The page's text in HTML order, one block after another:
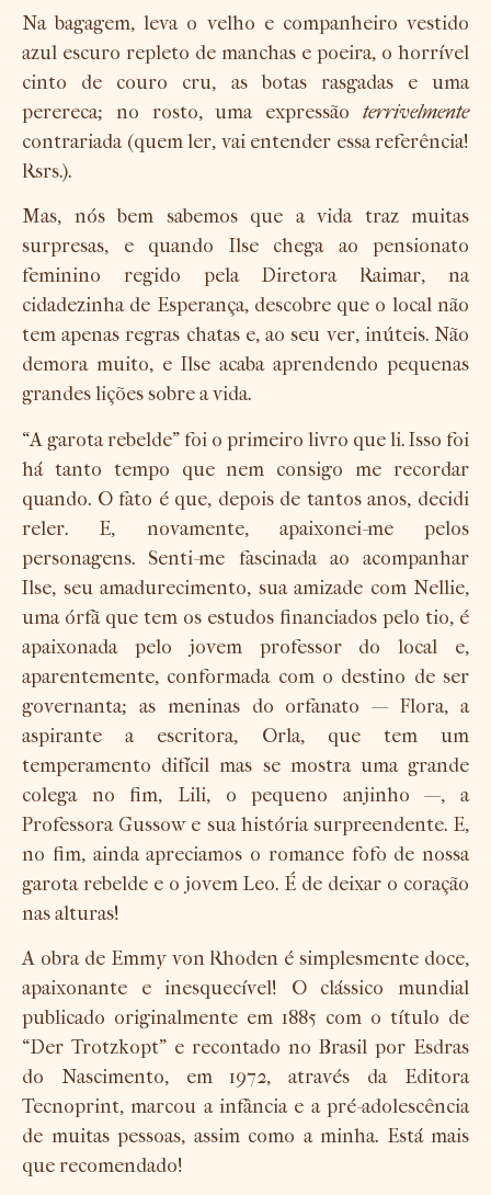
Na bagagem, leva o velho e companheiro vestido
azul escuro repleto de manchas e poeira, o horrível
cinto de couro cru, as botas rasgadas e uma
perereca; no rosto, uma expressão terrivelmente
contrariada (quem ler, vai entender essa referência!
Rsrs.).
Mas, nós bem sabemos que a vida traz muitas
surpresas, e quando Ilse chega ao pensionato
feminino regido pela Diretora Raimar, na
cidadezinha de Esperança, descobre que o local não
tem apenas regras chatas e, ao seu ver, inúteis. Não
demora muito, e Ilse acaba aprendendo pequenas
grandes lições sobre a vida.
“A garota rebelde” foi o primeiro livro que li. Isso foi
há tanto tempo que nem consigo me recordar
quando. O fato é que, depois de tantos anos, decidi
reler. E, novamente, apaixonei-me pelos
personagens. Senti-me fascinada ao acompanhar
Ilse, seu amadurecimento, sua amizade com Nellie,
uma órfã que tem os estudos financiados pelo tio, é
apaixonada pelo jovem professor do local e,
aparentemente, conformada com o destino de ser
governanta; as meninas do orfanato — Flora, a
aspirante a escritora, Orla, que tem um
temperamento difícil mas se mostra uma grande
colega no fim, Lili, o pequeno anjinho —, a
Professora Gussow e sua história surpreendente. E,
no fim, ainda apreciamos o romance fofo de nossa
garota rebelde e o jovem Leo. É de deixar o coração
nas alturas!
A obra de Emmy von Rhoden é simplesmente doce,
apaixonante e inesquecível! O clássico mundial
publicado originalmente em 1885 com o título de
“Der Trotzkopt” e recontado no Brasil por Esdras
do Nascimento, em 1972, através da Editora
Tecnoprint, marcou a infância e a pré-adolescência
de muitas pessoas, assim como a minha. Está mais
que recomendado!